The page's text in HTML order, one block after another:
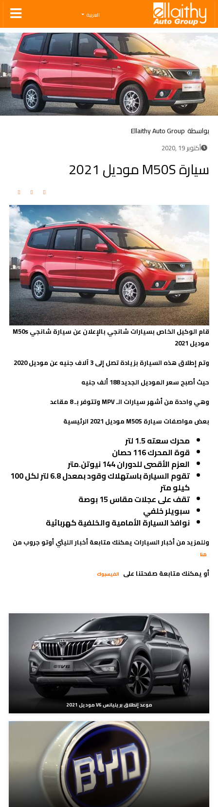
Ellaithy Auto Group
العربية
بواسطة Ellaithy Auto Group
أكتوبر 19 ,2020
سيارة M50S موديل 2021
قام الوكيل الخاص بسيارات شانجي بالإعلان عن سيارة شانجيM50s
موديل 2021
وتم إطلاق هذه السيارة بزيادة تصل إلى 3 آلاف جنيه عن موديل 2020
حيث أصبح سعر الموديل الجديد 188 ألف جنيه
وهي واحدة من أشهر سيارات الـMPV وتتوفر بـ 8 مقاعد
بعض مواصفات سيارة M50S موديل 2021 الرئيسية
محرك سعته 1.5 لتر
قوة المحرك 116 حصان
العزم الأقصى للدوران 144 نيوتن.متر
تقوم السيارة باستهلاك وقود بمعدل 6.8 لتر لكل 100
كيلو متر
تقف على عجلات مقاس 15 بوصة
سبويلر خلفي
نوافذ السيارة الأمامية والخلفية كهربائية
وللمزيد من أخبار السيارات يمكنك متابعة أخبار الليثي أوتو جروب من
هنا
أو يمكنك متابعة صفحتنا على الفيسبوك
موعد إنطلاق بريليانس V6 موديل 2021